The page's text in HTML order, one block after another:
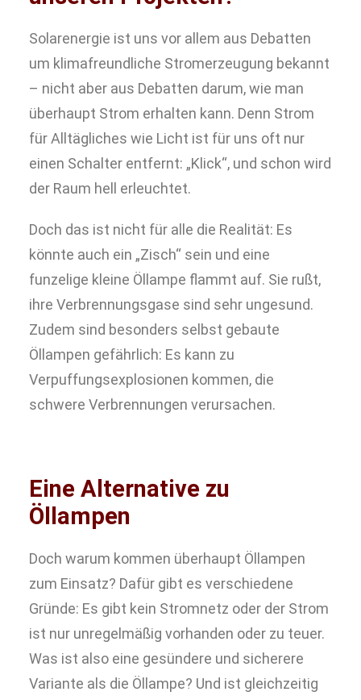
Solarenergie ist uns vor allem aus Debatten
um klimafreundliche Stromerzeugung bekannt
– nicht aber aus Debatten darum, wie man
überhaupt Strom erhalten kann. Denn Strom
für Alltägliches wie Licht ist für uns oft nur
einen Schalter entfernt: „Klick“, und schon wird
der Raum hell erleuchtet.
Doch das ist nicht für alle die Realität: Es
könnte auch ein „Zisch“ sein und eine
funzelige kleine Öllampe flammt auf. Sie rußt,
ihre Verbrennungsgase sind sehr ungesund.
Zudem sind besonders selbst gebaute
Öllampen gefährlich: Es kann zu
Verpuffungsexplosionen kommen, die
schwere Verbrennungen verursachen.
Eine Alternative zu
Öllampen
Doch warum kommen überhaupt Öllampen
zum Einsatz? Dafür gibt es verschiedene
Gründe: Es gibt kein Stromnetz oder der Strom
ist nur unregelmäßig vorhanden oder zu teuer.
Was ist also eine gesündere und sicherere
Variante als die Öllampe? Und ist gleichzeitig